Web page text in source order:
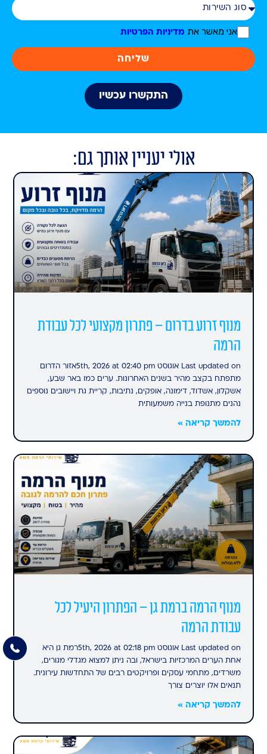
אני מאשר את מדיניות הפרטיות
שליחה
התקשרו עכשיו
אולי יעניין אותך גם:
מנוף זרוע בדרום – פתרון מקצועי לכל עבודת
הרמה
Last updated on אוגוסט 5th, 2026 at 02:40 pmאזור הדרום
מתפתח בקצב מהיר בשנים האחרונות. ערים כמו באר שבע,
אשקלון, אשדוד, דימונה, אופקים, נתיבות, קריית גת ויישובים נוספים
נהנים מתנופת בנייה משמעותית
להמשך קריאה »
מנוף הרמה ברמת גן – הפתרון היעיל לכל
עבודת הרמה
Last updated on אוגוסט 5th, 2026 at 02:18 pmרמת גן היא
אחת הערים המרכזיות בישראל, ובה ניתן למצוא מגדלי מגורים,
משרדים, מתחמי עסקים ופרויקטים רבים של התחדשות עירונית.
תנאים אלו יוצרים צורך
להמשך קריאה »